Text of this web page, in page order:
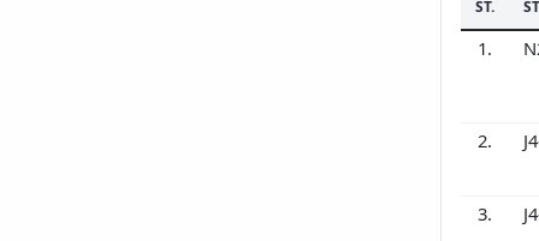
ŠT.
1.
2.
3.